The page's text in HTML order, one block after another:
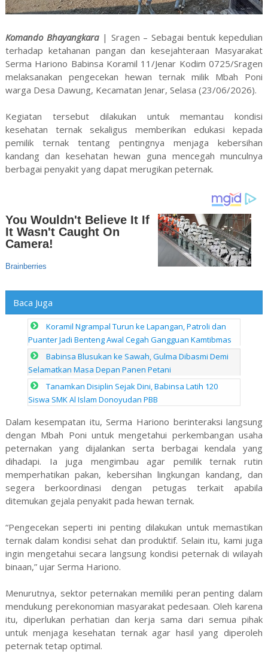
Komando Bhayangkara| Sragen – Sebagai bentuk kepedulian
terhadap ketahanan pangan dan kesejahteraan Masyarakat
Serma Hariono Babinsa Koramil 11/Jenar Kodim 0725/Sragen
melaksanakan pengecekan hewan ternak milik Mbah Poni
warga Desa Dawung, Kecamatan Jenar, Selasa (23/06/2026).
Kegiatan tersebut dilakukan untuk memantau kondisi
kesehatan ternak sekaligus memberikan edukasi kepada
pemilik ternak tentang pentingnya menjaga kebersihan
kandang dan kesehatan hewan guna mencegah munculnya
berbagai penyakit yang dapat merugikan peternak.
Baca Juga
Koramil Ngrampal Turun ke Lapangan, Patroli dan
Puanter Jadi Benteng Awal Cegah Gangguan Kamtibmas
Babinsa Blusukan ke Sawah, Gulma Dibasmi Demi
Selamatkan Masa Depan Panen Petani
Tanamkan Disiplin Sejak Dini, Babinsa Latih 120
Siswa SMK Al Islam Donoyudan PBB
Dalam kesempatan itu, Serma Hariono berinteraksi langsung
dengan Mbah Poni untuk mengetahui perkembangan usaha
peternakan yang dijalankan serta berbagai kendala yang
dihadapi. Ia juga mengimbau agar pemilik ternak rutin
memperhatikan pakan, kebersihan lingkungan kandang, dan
segera berkoordinasi dengan petugas terkait apabila
ditemukan gejala penyakit pada hewan ternak.
“Pengecekan seperti ini penting dilakukan untuk memastikan
ternak dalam kondisi sehat dan produktif. Selain itu, kami juga
ingin mengetahui secara langsung kondisi peternak di wilayah
binaan,” ujar Serma Hariono.
Menurutnya, sektor peternakan memiliki peran penting dalam
mendukung perekonomian masyarakat pedesaan. Oleh karena
itu, diperlukan perhatian dan kerja sama dari semua pihak
untuk menjaga kesehatan ternak agar hasil yang diperoleh
peternak tetap optimal.